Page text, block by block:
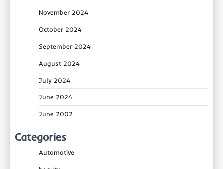
November 2024
October 2024
September 2024
August 2024
July 2024
June 2024
June 2002
Categories
Automotive